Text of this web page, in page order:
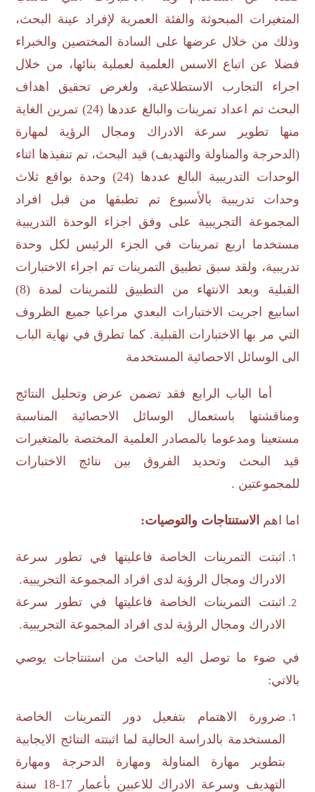
المتغيرات المبحوثة والفئة العمرية لإفراد عينة البحث،
وذلك من خلال عرضها على السادة المختصين والخبراء
فضلا عن اتباع الاسس العلمية لعملية بنائها، من خلال
اجراء التجارب الاستطلاعية، ولغرض تحقيق اهداف
البحث تم اعداد تمرينات والبالغ عددها (24) تمرين الغاية
منها تطوير سرعة الادراك ومجال الرؤية لمهارة
(الدحرجة والمناولة والتهديف) قيد البحث، تم تنفيذها اثناء
الوحدات التدريبية البالغ عددها (24) وحدة بواقع ثلاث
وحدات تدريبية بالأسبوع تم تطبقها من قبل افراد
المجموعة التجريبية على وفق اجزاء الوحدة التدريبية
مستخدما اربع تمرينات في الجزء الرئيس لكل وحدة
تدريبية، ولقد سبق تطبيق التمرينات تم اجراء الاختبارات
القبلية وبعد الانتهاء من التطبيق للتمرينات لمدة (8)
اسابيع اجريت الاختبارات البعدي مراعيا جميع الظروف
التي مر بها الاختبارات القبلية. كما تطرق في نهاية الباب
الى الوسائل الاحصائية المستخدمة
أما الباب الرابع فقد تضمن عرض وتحليل النتائج
ومناقشتها باستعمال الوسائل الاحصائية المناسبة
مستعينا ومدعوما بالمصادر العلمية المختصة بالمتغيرات
قيد البحث وتحديد الفروق بين نتائج الاختبارات
للمجموعتين .
اما اهمالاستنتاجات والتوصيات:
اثبتت التمرينات الخاصة فاعليتها في تطور سرعة
الادراك ومجال الرؤية لدى افراد المجموعة التجريبية.
اثبتت التمرينات الخاصة فاعليتها في تطور سرعة
الادراك ومجال الرؤية لدى افراد المجموعة التجريبية.
في ضوء ما توصل اليه الباحث من استنتاجات يوصي
بالاتي:
ضرورة الاهتمام بتفعيل دور التمرينات الخاصة
المستخدمة بالدراسة الحالية لما اثبتته النتائج الايجابية
بتطوير مهارة المناولة ومهارة الدحرجة ومهارة
التهديف وسرعة الادراك للاعبين بأعمار 17-18 سنة